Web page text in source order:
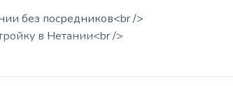
без посредников<br />
в Нетании<br />